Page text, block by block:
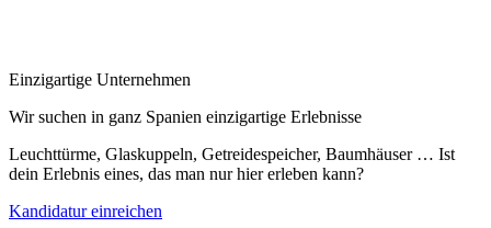
Einzigartige Unternehmen
Wir suchen in ganz Spanien einzigartige Erlebnisse
Leuchttürme, Glaskuppeln, Getreidespeicher, Baumhäuser … Ist
dein Erlebnis eines, das man nur hier erleben kann?
Kandidatur einreichen